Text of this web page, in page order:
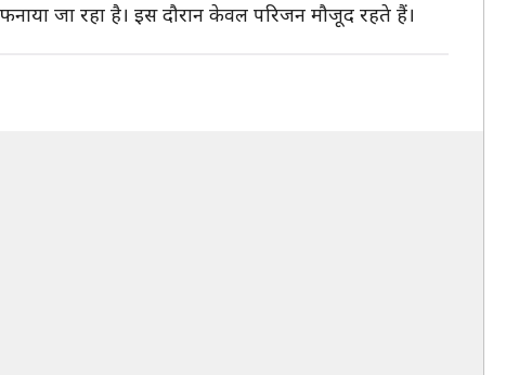
जा रहा है। इस दौरान केवल परिजन मौजूद रहते हैं।